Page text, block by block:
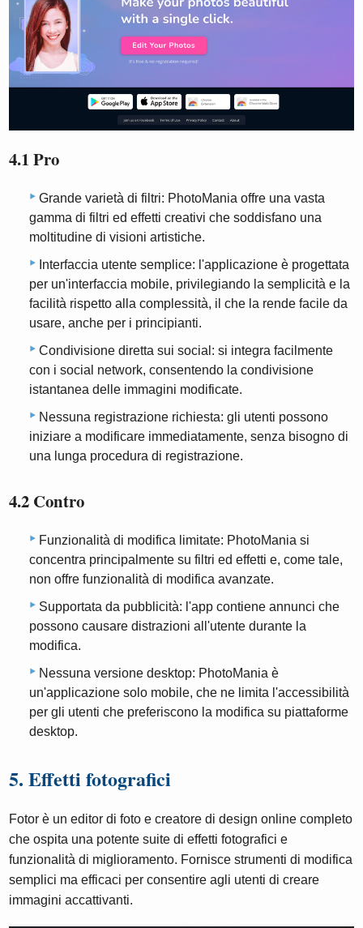
4.1 Pro
Grande varietà di filtri: PhotoMania offre una vasta
gamma di filtri ed effetti creativi che soddisfano una
moltitudine di visioni artistiche.
Interfaccia utente semplice: l'applicazione è progettata
per un'interfaccia mobile, privilegiando la semplicità e la
facilità rispetto alla complessità, il che la rende facile da
usare, anche per i principianti.
Condivisione diretta sui social: si integra facilmente
con i social network, consentendo la condivisione
istantanea delle immagini modificate.
Nessuna registrazione richiesta: gli utenti possono
iniziare a modificare immediatamente, senza bisogno di
una lunga procedura di registrazione.
4.2 Contro
Funzionalità di modifica limitate: PhotoMania si
concentra principalmente su filtri ed effetti e, come tale,
non offre funzionalità di modifica avanzate.
Supportata da pubblicità: l'app contiene annunci che
possono causare distrazioni all'utente durante la
modifica.
Nessuna versione desktop: PhotoMania è
un'applicazione solo mobile, che ne limita l'accessibilità
per gli utenti che preferiscono la modifica su piattaforme
desktop.
5. Effetti fotografici
Fotor è un editor di foto e creatore di design online completo
che ospita una potente suite di effetti fotografici e
funzionalità di miglioramento. Fornisce strumenti di modifica
semplici ma efficaci per consentire agli utenti di creare
immagini accattivanti.